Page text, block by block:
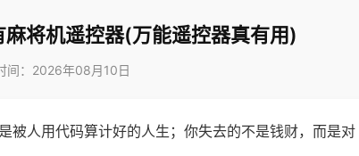
将机遥控器(万能遥控器真有用)
间：2026年08月10日
被人用代码算计好的人生；你失去的不是钱财，而是对